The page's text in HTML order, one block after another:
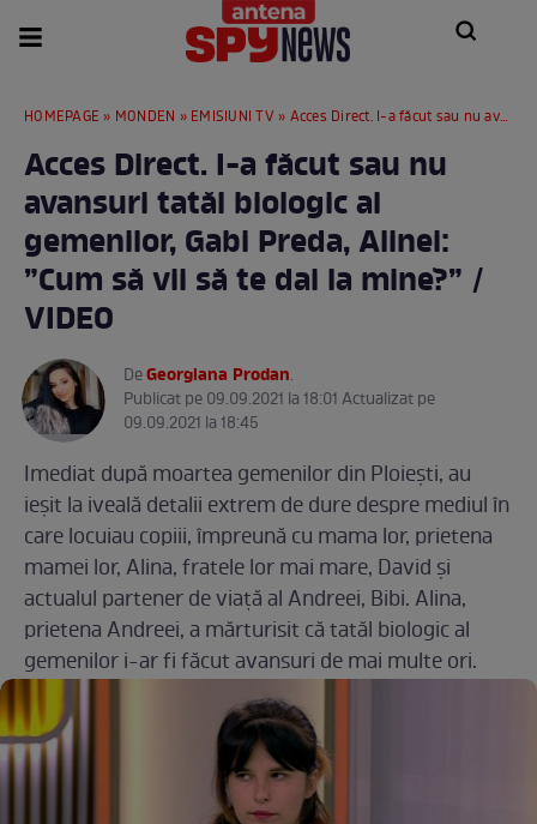
HOMEPAGE » MONDEN » EMISIUNI TV » Acces Direct. I-a făcut sau nu avansuri tatăl biologic al gemenilor, Gabi Preda, Alinei: ”Cum să vii să te dai la mine?” / VIDEO
Acces Direct. I-a făcut sau nu
avansuri tatăl biologic al
gemenilor, Gabi Preda, Alinei:
”Cum să vii să te dai la mine?” /
VIDEO
DeGeorgiana Prodan.
Publicat pe 09.09.2021 la 18:01 Actualizat pe
09.09.2021 la 18:45
Imediat după moartea gemenilor din Ploiești, au
ieșit la iveală detalii extrem de dure despre mediul în
care locuiau copiii, împreună cu mama lor, prietena
mamei lor, Alina, fratele lor mai mare, David și
actualul partener de viață al Andreei, Bibi. Alina,
prietena Andreei, a mărturisit că tatăl biologic al
gemenilor i-ar fi făcut avansuri de mai multe ori.